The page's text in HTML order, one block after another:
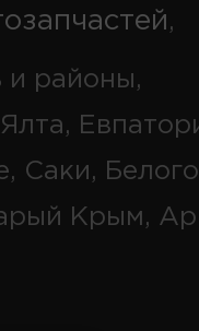
,
районы,
Саки,
Крым,